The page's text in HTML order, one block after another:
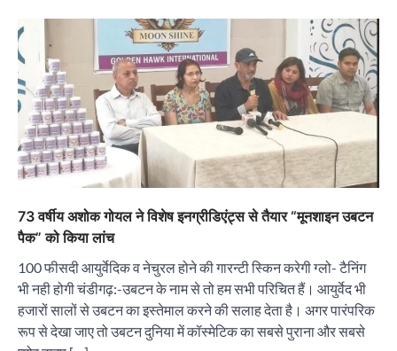
73 वर्षीय अशोक गोयल ने विशेष इनग्रीडिएंट्स से तैयार “मूनशाइन उबटन
पैक” को किया लांच
100 फीसदी आयुर्वेदिक व नेचुरल होने की गारन्टी स्किन करेगी ग्लो- टैनिंग
भी नही होगी चंडीगढ़:-उबटन के नाम से तो हम सभी परिचित हैं। आयुर्वेद भी
हजारों सालों से उबटन का इस्तेमाल करने की सलाह देता है। अगर पारंपरिक
रूप से देखा जाए तो उबटन दुनिया में कॉस्मेटिक का सबसे पुराना और सबसे